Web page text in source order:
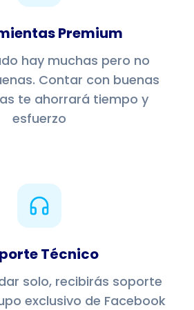
Premium
hay muchas pero no
Contar con buenas
te ahorrará tiempo y
esfuerzo
Técnico
solo, recibirás soporte
exclusivo de Facebook